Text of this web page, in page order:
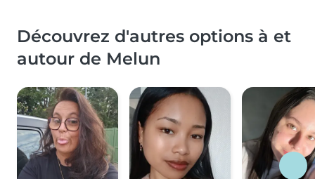
Découvrez d'autres options à et
autour de Melun